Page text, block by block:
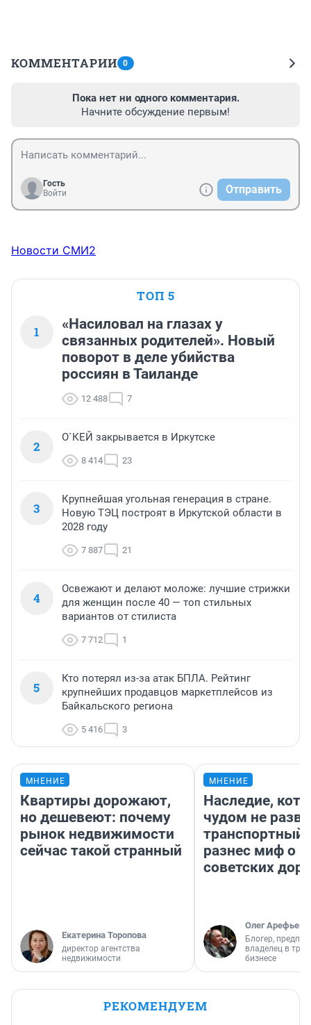
КОММЕНТАРИИ 0
Пока нет ни одного комментария.
Начните обсуждение первым!
Гость
Войти
Отправить
Новости СМИ2
ТОП 5
1
«Насиловал на глазах у
связанных родителей». Новый
поворот в деле убийства
россиян в Таиланде
12 488 7
2
О`КЕЙ закрывается в Иркутске
8 414 23
3
Крупнейшая угольная генерация в стране.
Новую ТЭЦ построят в Иркутской области в
2028 году
7 887 21
4
Освежают и делают моложе: лучшие стрижки
для женщин после 40 — топ стильных
вариантов от стилиста
7 712 1
5
Кто потерял из-за атак БПЛА. Рейтинг
крупнейших продавцов маркетплейсов из
Байкальского региона
5 416 3
МНЕНИЕ
Квартиры дорожают,
но дешевеют: почему
рынок недвижимости
сейчас такой странный
Екатерина Торопова
директор агентства
недвижимости
МНЕНИЕ
Наследие,
чудом не
транспортный
разнес миф о
советских
Олег Арефьев
Блогер,
владелец в
бизнесе
РЕКОМЕНДУЕМ